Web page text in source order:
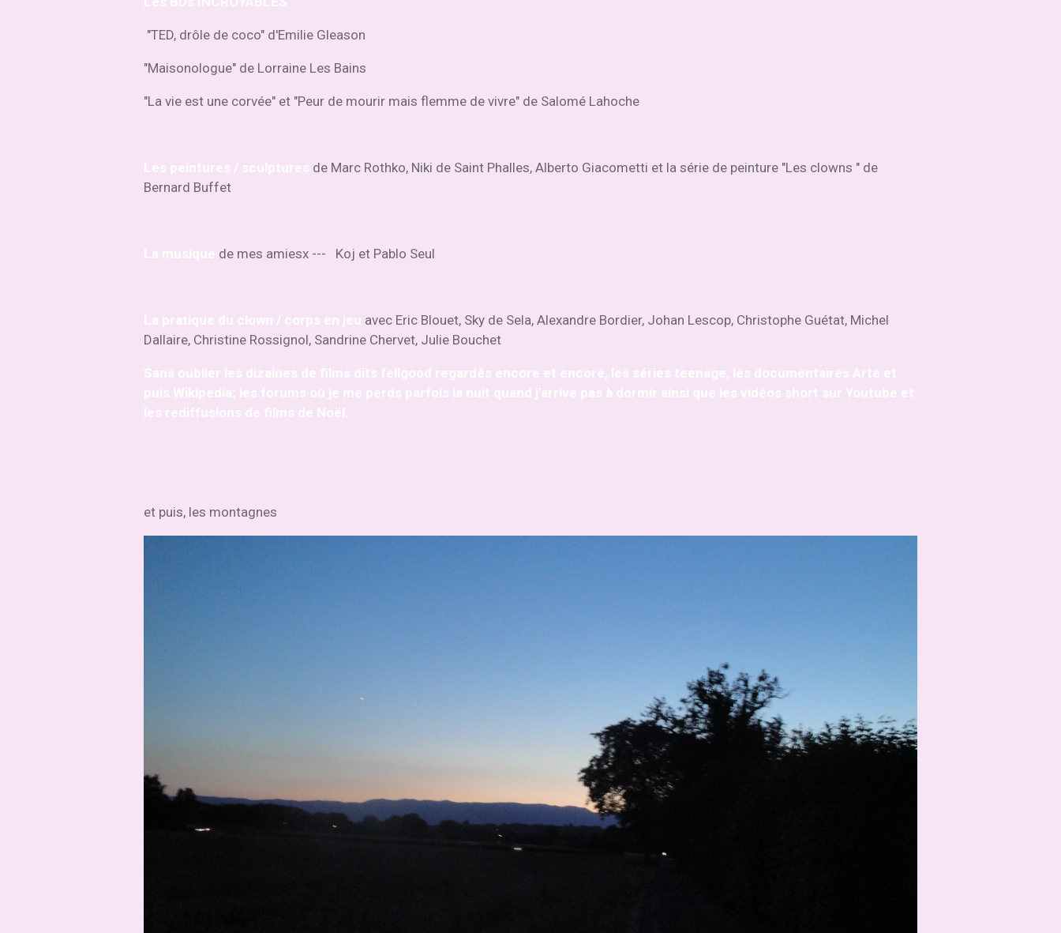
"TED, drôle de coco" d'Emilie Gleason
"Maisonologue" de Lorraine Les Bains
"La vie est une corvée" et "Peur de mourir mais flemme de vivre" de Salomé Lahoche
Les peintures / sculptures de Marc Rothko, Niki de Saint Phalles, Alberto Giacometti et la série de peinture "Les clowns " de
Bernard Buffet
La musique de mes amiesx --- Koj et Pablo Seul
La pratique du clown / corps en jeu avec Eric Blouet, Sky de Sela, Alexandre Bordier, Johan Lescop, Christophe Guétat, Michel
Dallaire, Christine Rossignol, Sandrine Chervet, Julie Bouchet
Sans oublier les dizaines de films dits fellgood regardés encore et encore, les séries teenage, les documentaires Arte et
puis Wikipedia; les forums où je me perds parfois la nuit quand j'arrive pas à dormir ainsi que les vidéos short sur Youtube et
les rediffusions de films de Noël.
et puis, les montagnes